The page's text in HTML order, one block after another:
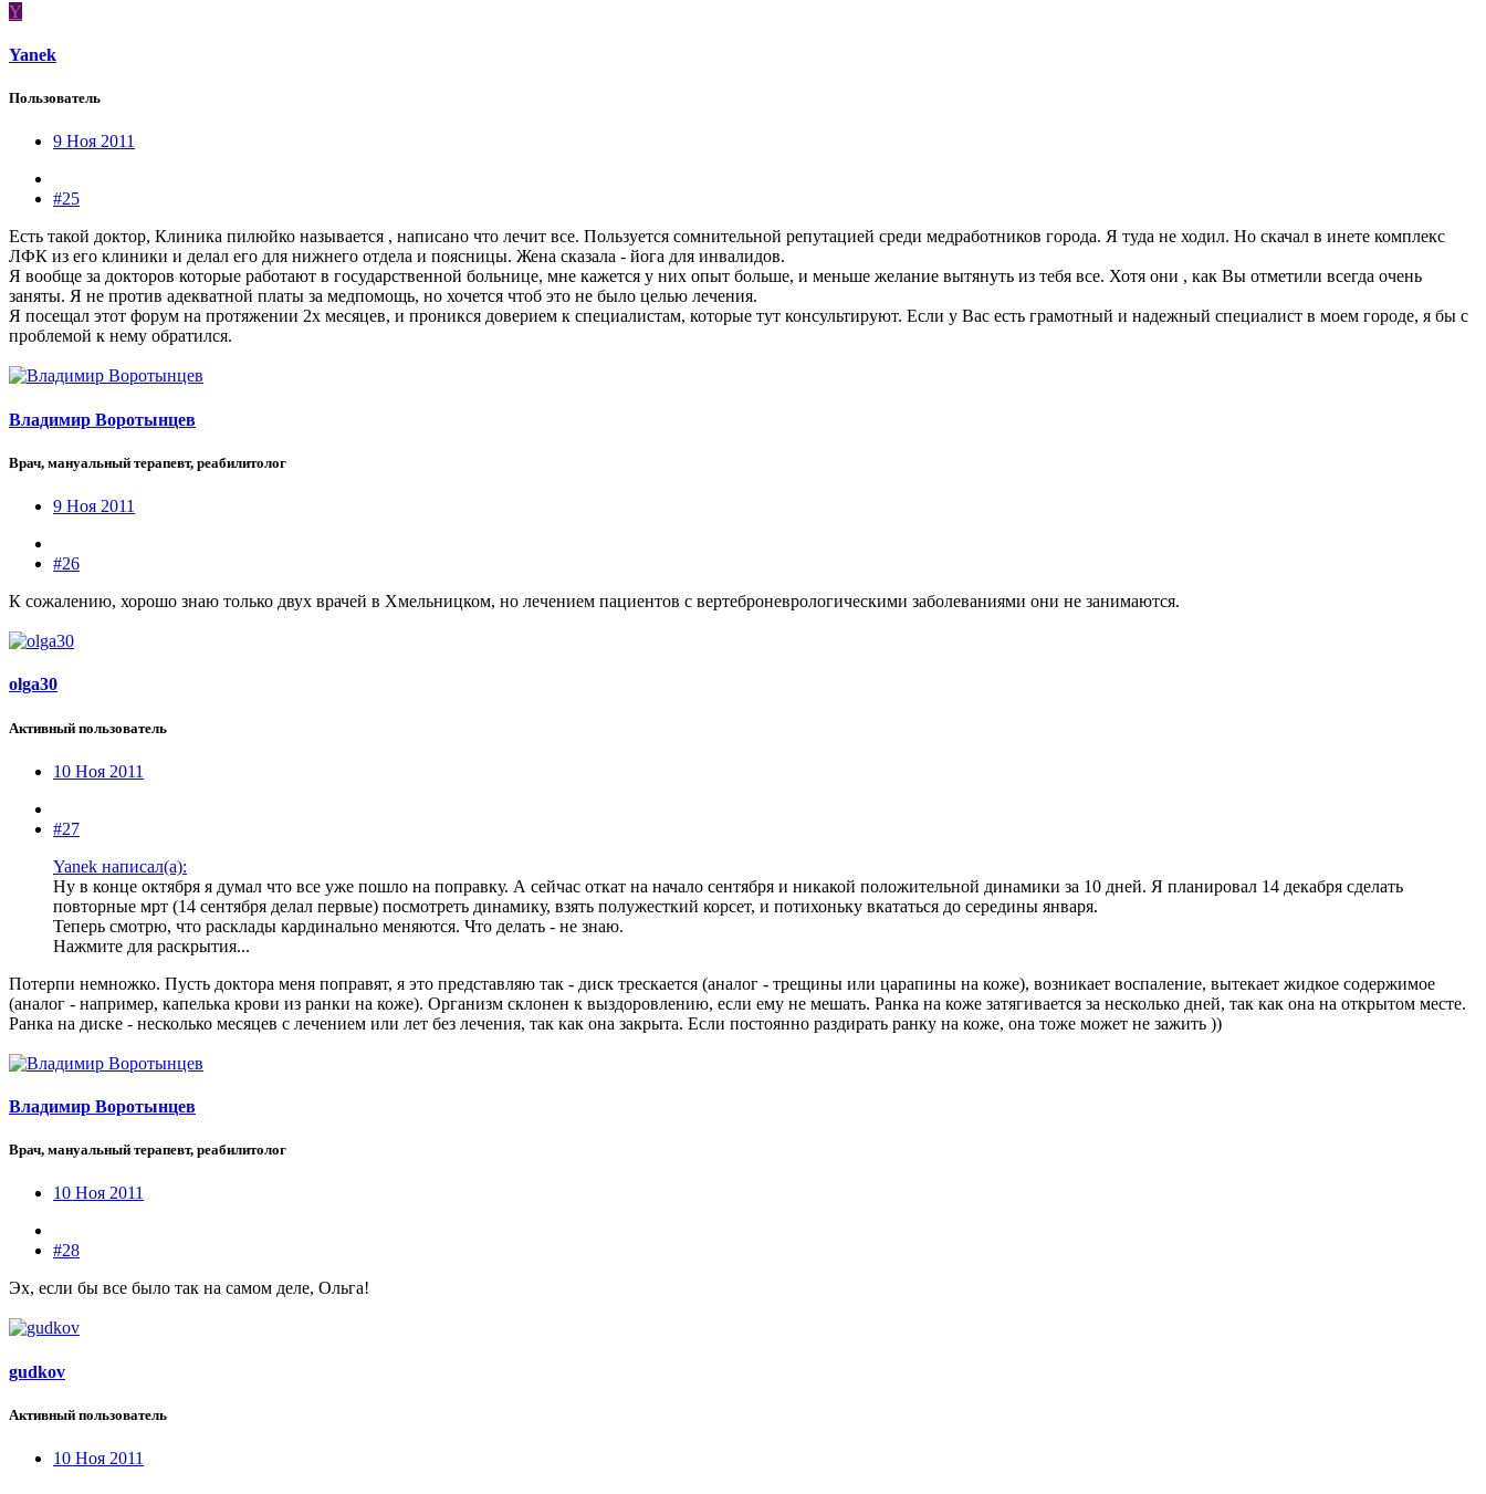
Y
Yanek
Пользователь
9 Ноя 2011
#25
Есть такой доктор, Клиника пилюйко называется , написано что лечит все. Пользуется сомнительной репутацией среди медработников города. Я туда не ходил. Но скачал в инете комплекс
ЛФК из его клиники и делал его для нижнего отдела и поясницы. Жена сказала - йога для инвалидов.
Я вообще за докторов которые работают в государственной больнице, мне кажется у них опыт больше, и меньше желание вытянуть из тебя все. Хотя они , как Вы отметили всегда очень
заняты. Я не против адекватной платы за медпомощь, но хочется чтоб это не было целью лечения.
Я посещал этот форум на протяжении 2х месяцев, и проникся доверием к специалистам, которые тут консультируют. Если у Вас есть грамотный и надежный специалист в моем городе, я бы с
проблемой к нему обратился.
Владимир Воротынцев
Врач, мануальный терапевт, реабилитолог
9 Ноя 2011
#26
К сожалению, хорошо знаю только двух врачей в Хмельницком, но лечением пациентов с вертеброневрологическими заболеваниями они не занимаются.
olga30
Активный пользователь
10 Ноя 2011
#27
Yanek написал(а):
Ну в конце октября я думал что все уже пошло на поправку. А сейчас откат на начало сентября и никакой положительной динамики за 10 дней. Я планировал 14 декабря сделать
повторные мрт (14 сентября делал первые) посмотреть динамику, взять полужесткий корсет, и потихоньку вкататься до середины января.
Теперь смотрю, что расклады кардинально меняются. Что делать - не знаю.
Нажмите для раскрытия...
Потерпи немножко. Пусть доктора меня поправят, я это представляю так - диск трескается (аналог - трещины или царапины на коже), возникает воспаление, вытекает жидкое содержимое
(аналог - например, капелька крови из ранки на коже). Организм склонен к выздоровлению, если ему не мешать. Ранка на коже затягивается за несколько дней, так как она на открытом месте.
Ранка на диске - несколько месяцев с лечением или лет без лечения, так как она закрыта. Если постоянно раздирать ранку на коже, она тоже может не зажить ))
Владимир Воротынцев
Врач, мануальный терапевт, реабилитолог
10 Ноя 2011
#28
Эх, если бы все было так на самом деле, Ольга!
gudkov
Активный пользователь
10 Ноя 2011